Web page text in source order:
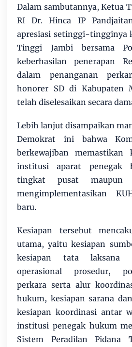
Dalam sambutannya, Ketua
RI Dr. Hinca IP
apresiasi setinggi-tingginya
Tinggi Jambi bersama
keberhasilan penerapan
dalam penanganan
honorer SD di Kabupaten
telah diselesaikan secara
Lebih lanjut disampaikan
Demokrat ini bahwa
berkewajiban memastikan
institusi aparat penegak
tingkat pusat maupun
mengimplementasikan
baru.
Kesiapan tersebut
utama, yaitu kesiapan
kesiapan tata laksana
operasional prosedur,
perkara serta alur
hukum, kesiapan sarana
kesiapan koordinasi antar
institusi penegak hukum
Sistem Peradilan Pidana